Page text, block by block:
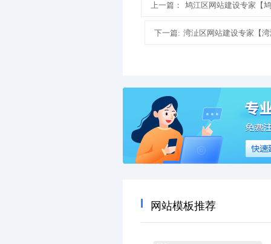
上一篇： 鸠江区网站建设专家【
下一篇: 湾沚区网站建设专家【
网站模板推荐